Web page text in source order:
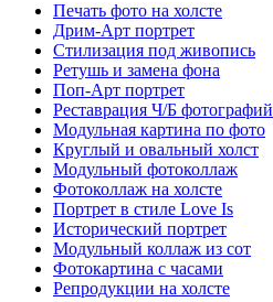
Печать фото на холсте
Дрим-Арт портрет
Стилизация под живопись
Ретушь и замена фона
Поп-Арт портрет
Реставрация Ч/Б фотографий
Модульная картина по фото
Круглый и овальный холст
Модульный фотоколлаж
Фотоколлаж на холсте
Портрет в стиле Love Is
Исторический портрет
Модульный коллаж из сот
Фотокартина с часами
Репродукции на холсте